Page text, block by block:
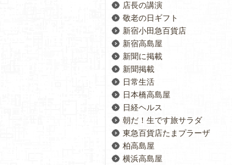
店長の講演
敬老の日ギフト
新宿小田急百貨店
新宿高島屋
新聞に掲載
新聞掲載
日常生活
日本橋高島屋
日経ヘルス
朝だ！生です旅サラダ
東急百貨店たまプラーザ
柏高島屋
横浜高島屋